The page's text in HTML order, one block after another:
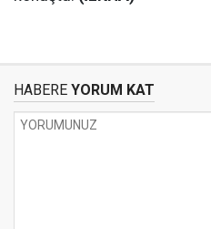
HABERE YORUM KAT